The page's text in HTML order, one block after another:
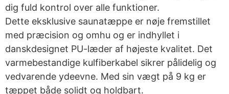
dig fuld kontrol over alle funktioner.
Dette eksklusive saunatæppe er nøje fremstillet
med præcision og omhu og er indhyllet i
danskdesignet PU-læder af højeste kvalitet. Det
varmebestandige kulfiberkabel sikrer pålidelig og
vedvarende ydeevne. Med sin vægt på 9 kg er
tæppet både solidt og holdbart.